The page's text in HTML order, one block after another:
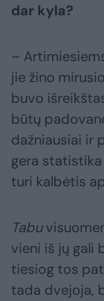
dar kyla?
–
jie žino
buvo
būtų
dažniausiai ir
gera
turi kalbėtis
Tabu
vieni iš jų gali
tiesiog tos
tada dvejoja,